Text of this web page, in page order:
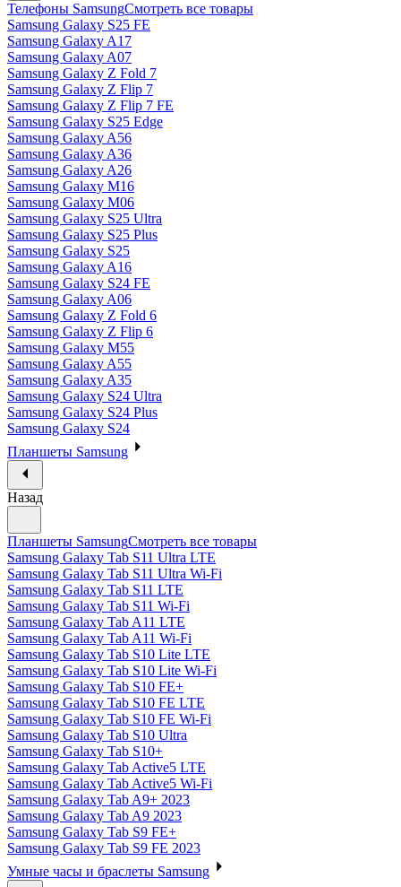
Телефоны SamsungСмотреть все товары
Samsung Galaxy S25 FE
Samsung Galaxy A17
Samsung Galaxy A07
Samsung Galaxy Z Fold 7
Samsung Galaxy Z Flip 7
Samsung Galaxy Z Flip 7 FE
Samsung Galaxy S25 Edge
Samsung Galaxy A56
Samsung Galaxy A36
Samsung Galaxy A26
Samsung Galaxy M16
Samsung Galaxy M06
Samsung Galaxy S25 Ultra
Samsung Galaxy S25 Plus
Samsung Galaxy S25
Samsung Galaxy A16
Samsung Galaxy S24 FE
Samsung Galaxy A06
Samsung Galaxy Z Fold 6
Samsung Galaxy Z Flip 6
Samsung Galaxy M55
Samsung Galaxy A55
Samsung Galaxy A35
Samsung Galaxy S24 Ultra
Samsung Galaxy S24 Plus
Samsung Galaxy S24
Планшеты Samsung
Назад
Планшеты SamsungСмотреть все товары
Samsung Galaxy Tab S11 Ultra LTE
Samsung Galaxy Tab S11 Ultra Wi-Fi
Samsung Galaxy Tab S11 LTE
Samsung Galaxy Tab S11 Wi-Fi
Samsung Galaxy Tab A11 LTE
Samsung Galaxy Tab A11 Wi-Fi
Samsung Galaxy Tab S10 Lite LTE
Samsung Galaxy Tab S10 Lite Wi-Fi
Samsung Galaxy Tab S10 FE+
Samsung Galaxy Tab S10 FE LTE
Samsung Galaxy Tab S10 FE Wi-Fi
Samsung Galaxy Tab S10 Ultra
Samsung Galaxy Tab S10+
Samsung Galaxy Tab Active5 LTE
Samsung Galaxy Tab Active5 Wi-Fi
Samsung Galaxy Tab A9+ 2023
Samsung Galaxy Tab A9 2023
Samsung Galaxy Tab S9 FE+
Samsung Galaxy Tab S9 FE 2023
Умные часы и браслеты Samsung